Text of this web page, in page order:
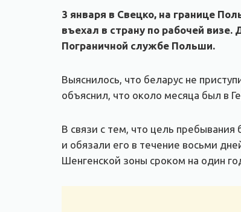
3 января в Свецко, на границе
въехал в страну по рабочей
Пограничной службе Польши.
Выяснилось, что беларус не
объяснил, что около месяца был в
В связи с тем, что цель пребывания
и обязали его в течение восьми
Шенгенской зоны сроком на один